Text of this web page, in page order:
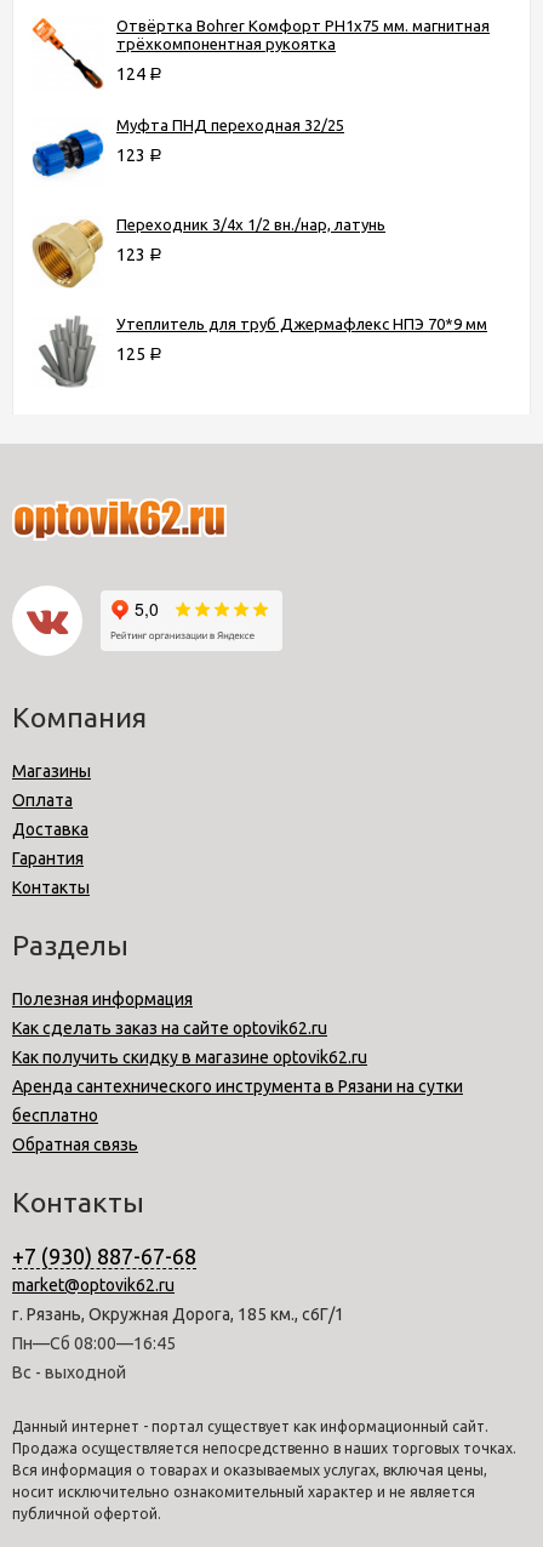
Отвёртка Bohrer Комфорт PH1х75 мм. магнитная
трёхкомпонентная рукоятка
124 Р
Муфта ПНД переходная 32/25
123 Р
Переходник 3/4х 1/2 вн./нар, латунь
123 Р
Утеплитель для труб Джермафлекс НПЭ 70*9 мм
125 Р
Компания
Магазины
Оплата
Доставка
Гарантия
Контакты
Разделы
Полезная информация
Как сделать заказ на сайте optovik62.ru
Как получить скидку в магазине optovik62.ru
Аренда сантехнического инструмента в Рязани на сутки
бесплатно
Обратная связь
Контакты
+7 (930) 887-67-68
market@optovik62.ru
г. Рязань, Окружная Дорога, 185 км., с6Г/1
Пн—Сб 08:00—16:45
Вс - выходной
Данный интернет - портал существует как информационный сайт.
Продажа осуществляется непосредственно в наших торговых точках.
Вся информация о товарах и оказываемых услугах, включая цены,
носит исключительно ознакомительный характер и не является
публичной офертой.